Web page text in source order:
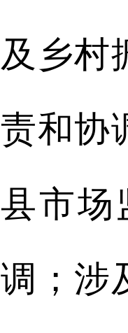
及乡村
责和协
县市场
调；涉